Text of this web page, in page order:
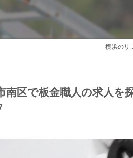
横浜のリ
南区で板金職人の求人を